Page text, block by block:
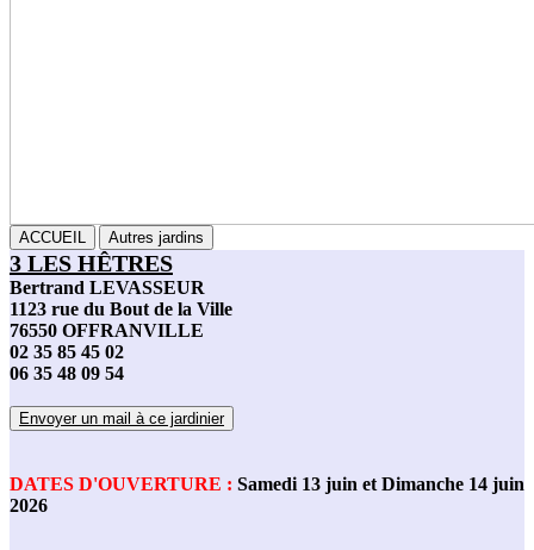
ACCUEIL Autres jardins
3 LES HÊTRES
Bertrand LEVASSEUR
1123 rue du Bout de la Ville
76550 OFFRANVILLE
02 35 85 45 02
06 35 48 09 54
Envoyer un mail à ce jardinier
DATES D'OUVERTURE : Samedi 13 juin et Dimanche 14 juin
2026